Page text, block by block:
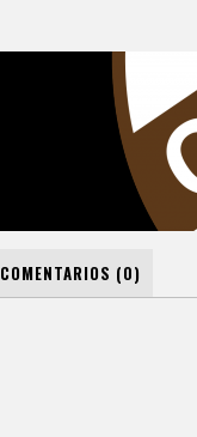
COMENTARIOS (0)